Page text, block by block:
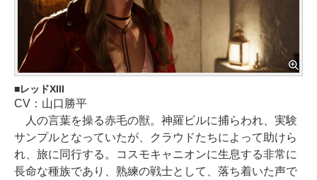
レッドXIII
CV：山口勝平
人の言葉を操る赤毛の獣。神羅ビルに捕らわれ、実験
サンプルとなっていたが、クラウドたちによって助けら
れ、旅に同行する。コスモキャニオンに生息する非常に
長命な種族であり、熟練の戦士として、落ち着いた声で